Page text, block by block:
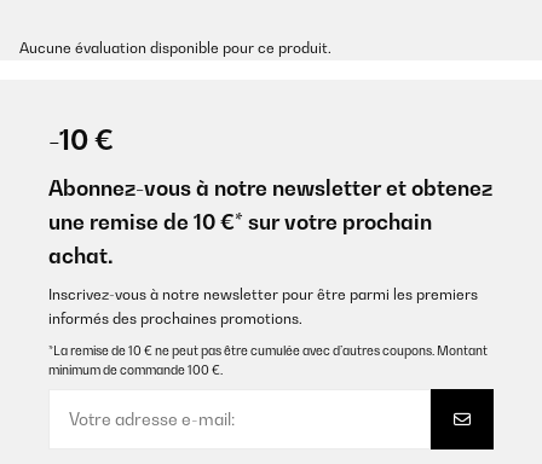
Aucune évaluation disponible pour ce produit.
-10 €
Abonnez-vous à notre newsletter et obtenez
une remise de 10 €* sur votre prochain
achat.
Inscrivez-vous à notre newsletter pour être parmi les premiers
informés des prochaines promotions.
*La remise de 10 € ne peut pas être cumulée avec d’autres coupons. Montant
minimum de commande 100 €.